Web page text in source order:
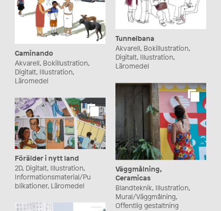
Caminando
Akvarell, Bokillustration,
Digitalt, Illustration,
Läromedel
Tunnelbana
Akvarell, Bokillustration,
Digitalt, Illustration,
Läromedel
Väggmålning,
Ceramicas
Blandteknik, Illustration,
Mural/Väggmålning,
Offentlig gestaltning
Förälder i nytt land
2D, Digitalt, Illustration,
Informationsmaterial/Pu
blikationer, Läromedel